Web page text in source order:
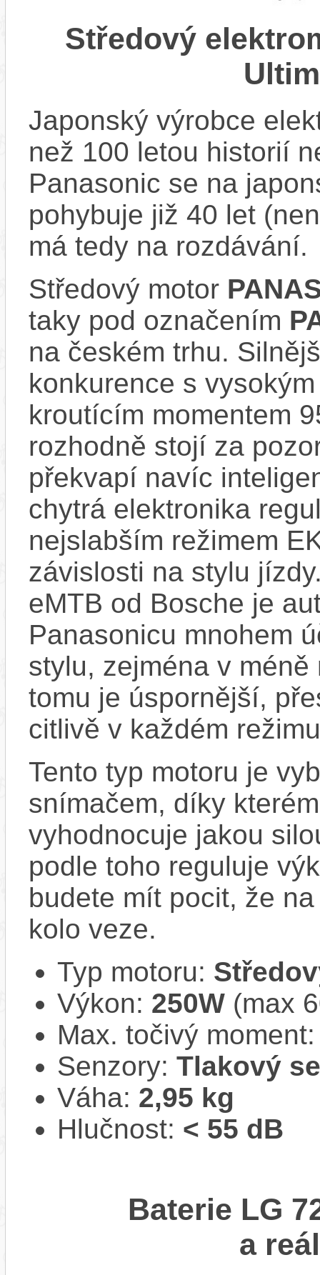
Středový
Japonský výrobce
než 100 letou historií
Panasonic se na
pohybuje již 40 let
má tedy na rozdávání.
Středový motor
taky pod označením
na českém trhu.
konkurence s
kroutícím momentem
rozhodně stojí za
překvapí navíc
chytrá elektronika
nejslabším režimem
závislosti na stylu
eMTB od Bosche je
Panasonicu mnohem
stylu, zejména v
tomu je úspornější,
citlivě v každém
Tento typ motoru je
snímačem, díky
vyhodnocuje jakou
podle toho reguluje
budete mít pocit, že
kolo veze.
Typ motoru:
Výkon: 250W (max
Max. točivý
Senzory: Tlakový
Váha: 2,95 kg
Hlučnost: < 55 dB
Baterie LG
a